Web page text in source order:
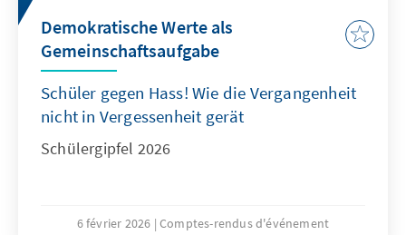
Demokratische Werte als
Gemeinschaftsaufgabe
Schüler gegen Hass! Wie die Vergangenheit
nicht in Vergessenheit gerät
Schülergipfel 2026
6 février 2026 Comptes-rendus d'événement